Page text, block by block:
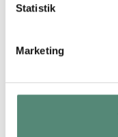
Statistik
Marketing